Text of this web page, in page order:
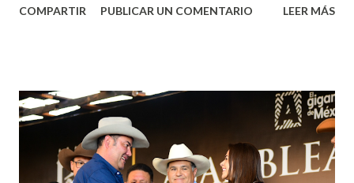
municipal, Leo Montañez dio inicio al programa
Corazón Urbano y el Municipio capital. Leo Montañez
informó que en este programa se usarán cerca de 90 mil
metros cuadrados de pintura, para dar inicio en la calle
Nieto, entre Jesús F. Elizondo y la calle 22 de Octubre, con
COMPARTIR PUBLICAR UN COMENTARIO LEER MÁS